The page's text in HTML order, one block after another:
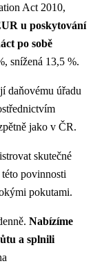
Act 2010,
u poskytování
po sobě
snížená 13,5 %.
daňovému úřadu
jako v ČR.
skutečné
povinnosti
pokutami.
Nabízíme
a splnili